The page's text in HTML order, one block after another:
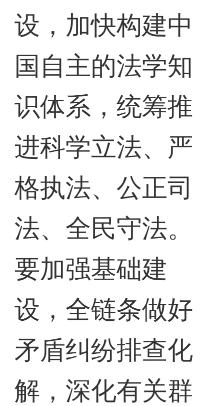
设，加快构建中
国自主的法学知
识体系，统筹推
进科学立法、严
格执法、公正司
法、全民守法。
要加强基础建
设，全链条做好
矛盾纠纷排查化
解，深化有关群